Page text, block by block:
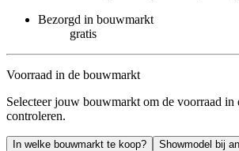
Bezorgd in bouwmarkt
gratis
Voorraad in de bouwmarkt
Selecteer jouw bouwmarkt om de voorraad in
controleren.
In welke bouwmarkt te koop? Showmodel bij